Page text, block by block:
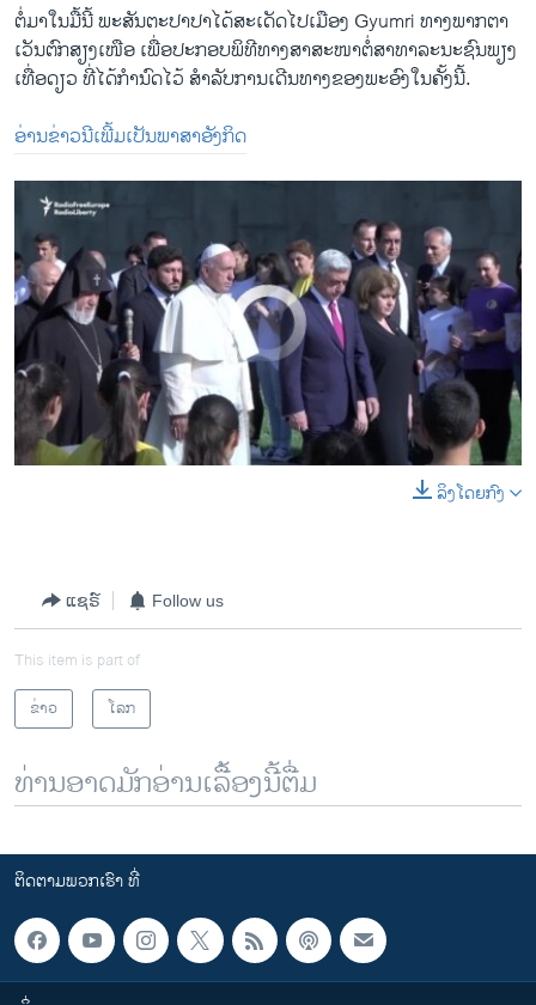
ຕໍ່​ມາໃນ​ມື້ນີ້ ພະສັນ​ຕະປາ​ປາ​ໄດ້​ສະ​ເດັດ​ໄປ​ເມືອງ Gyumri ທາງພາກ​ຕາ​
ເວັນ​ຕົກ​ສຽງເໜືອ ​ເພື່ອປະກອບ​ພິທີ​ທາງສາສະໜາ​ຕໍ່ສາທາລະນະ​ຊົນ​ພຽງ​
ເທື່ອ​ດຽວ ທີ່ໄດ້​ກຳນົດ​ໄວ້ ສຳລັບ​ການ​ເດີນທາງ​ຂອງ​ພະ​ອົງ​ໃນ​ຄັ້ງນີ້.
ອ່ານຂ່າວນີເພີ້ມເປັນພາສາອັງກິດ
SHARE
No media source currently available
ລິງໂດຍກົງ
ແຊຣ໌ Follow us
This item is part of
ຂ່າວ
ໂລກ
ທ່ານອາດມັກອ່ານເລື້ອງນີ້ຕື່ມ
ຕິດຕາມພວກເຮົາ ທີ່